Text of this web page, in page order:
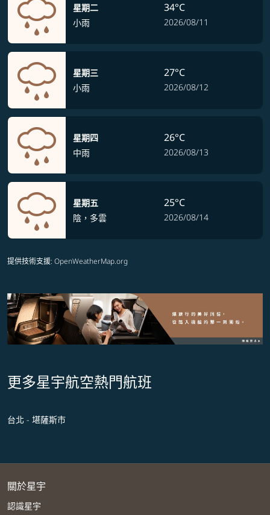
星期二
小雨
34°C
2026/08/11
星期三
小雨
27°C
2026/08/12
星期四
中雨
26°C
2026/08/13
星期五
陰，多雲
25°C
2026/08/14
提供技術支援: OpenWeatherMap.org
更多星宇航空熱門航班
台北 - 堪薩斯市
關於星宇
認識星宇